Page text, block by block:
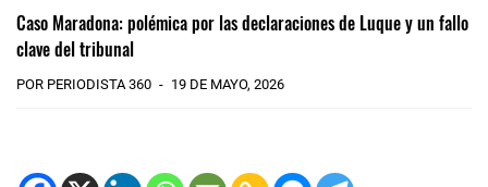
Caso Maradona: polémica por las declaraciones de Luque y un fallo
clave del tribunal
POR PERIODISTA 360 19 DE MAYO, 2026